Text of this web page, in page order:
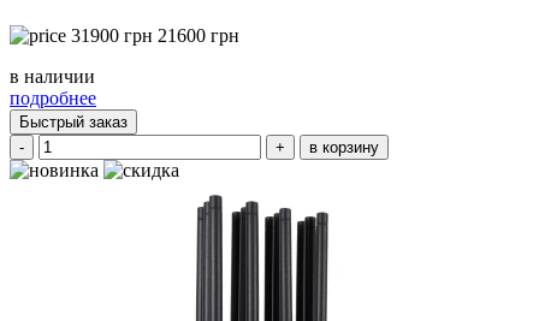
31900 грн 21600 грн
в наличии
подробнее
Быстрый заказ
-
+ в корзину